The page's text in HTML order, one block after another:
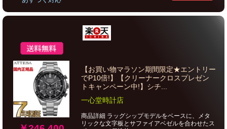
【お買い物マラソン期間限定★エントリー
でP10倍!】【クリーナークロスプレゼン
トキャンペーン中!】シチ...
一心堂時計店
商品詳細 ラッグシップモデルをベースに、メタ
リックな文字板とサファイアベゼルを合わせたス